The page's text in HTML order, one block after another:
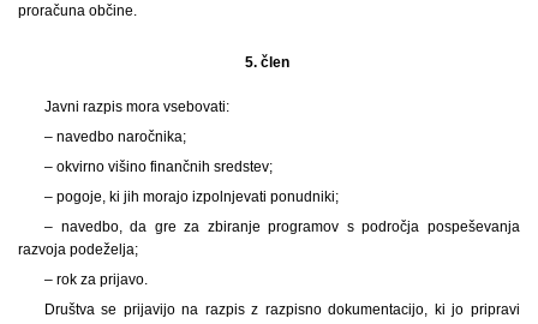
proračuna občine.
5. člen
Javni razpis mora vsebovati:
– navedbo naročnika;
– okvirno višino finančnih sredstev;
– pogoje, ki jih morajo izpolnjevati ponudniki;
– navedbo, da gre za zbiranje programov s področja pospeševanja
razvoja podeželja;
– rok za prijavo.
Društva se prijavijo na razpis z razpisno dokumentacijo, ki jo pripravi